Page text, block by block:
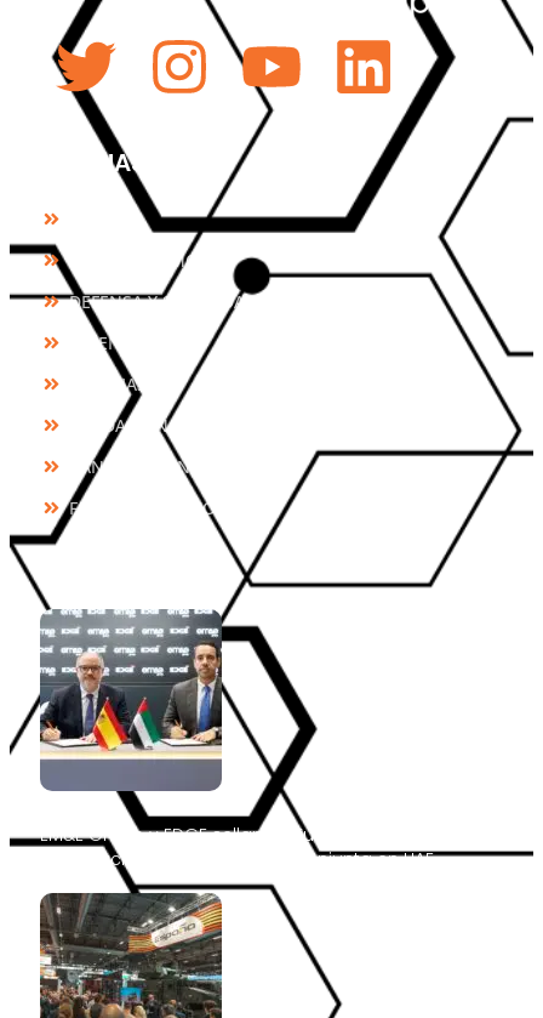
Twitter
Instagram
Youtube
PÁGINAS
QUIÉNES SOMOS
DEFENSA Y SEGURIDAD
TALENTO
NOTICIAS
FUNDACIÓN CONSTANCIA
CANAL DE DENUNCIAS
FONDOS PÚBLICOS
EM&E Group y EDGE sellan en Eurosatory el acuerdo de
constitución de su sociedad conjunta en UAE